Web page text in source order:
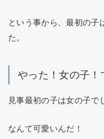
という事から、最初の子
た。
やった！女の子！
見事最初の子は女の子で
なんて可愛いんだ！